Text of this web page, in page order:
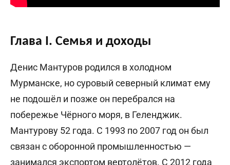
Глава I. Семья и доходы
Денис Мантуров родился в холодном
Мурманске, но суровый северный климат ему
не подошёл и позже он перебрался на
побережье Чёрного моря, в Геленджик.
Мантурову 52 года. С 1993 по 2007 год он был
связан с оборонной промышленностью —
занимался экспортом вертолётов. С 2012 года